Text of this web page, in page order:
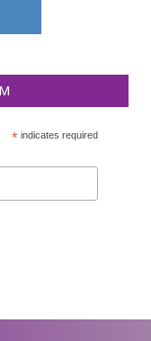
*indicates required